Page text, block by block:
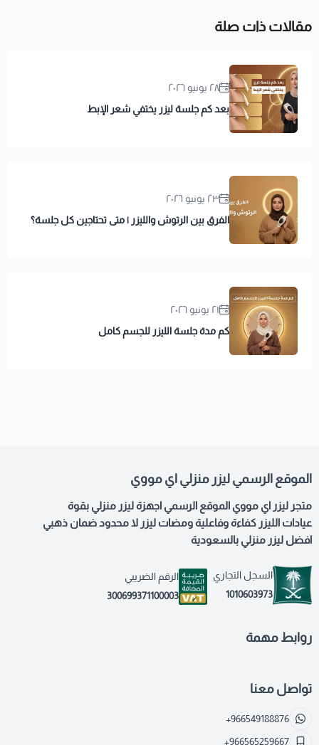
مقالات ذات صلة
٢٨ يونيو ٢٠٢٦
بعد كم جلسة ليزر يختفي شعر الإبط
٢٣ يونيو ٢٠٢٦
الفرق بين الرتوش والليزر | متى تحتاجين كل جلسة؟
٢١ يونيو ٢٠٢٦
كم مدة جلسة الليزر للجسم كامل
الموقع الرسمي ليزر منزلي اي مووي
متجر ليزر اي مووي الموقع الرسمي اجهزة ليزر منزلي بقوة
عيادات الليزر كفاءة وفاعلية ومضات ليزر لا محدود ضمان ذهبي
افضل ليزر منزلي بالسعودية
السجل التجاري
1010603973
الرقم الضريبي
300699371100003
روابط مهمة
تواصل معنا
+966549188876
+966565259667